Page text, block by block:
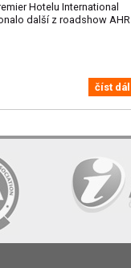
Hotelu International
další z roadshow AHR
číst dál